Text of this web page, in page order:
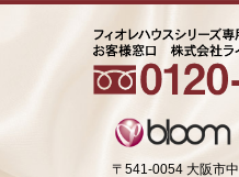
〒541-0054 大阪市